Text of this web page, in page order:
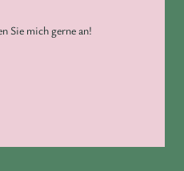
Sie mich gerne an!